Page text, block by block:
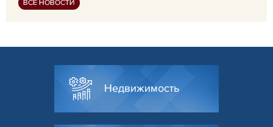
ВСЕ НОВОСТИ
Недвижимость